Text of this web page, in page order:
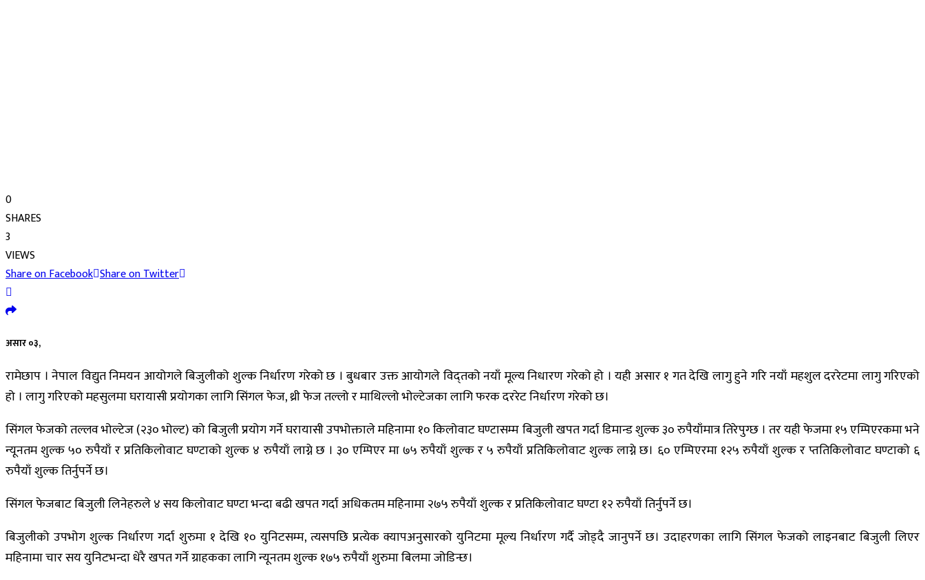
0
SHARES
3
VIEWS
Share on Facebook Share on Twitter
असार ०३,
रामेछाप । नेपाल विद्युत निमयन आयोगले बिजुलीको शुल्क निर्धारण गरेको छ । बुधबार उक्त आयोगले विद्तको नयाँ मूल्य निधारण गरेको हो । यही असार १ गत देखि लागु हुने गरि नयाँ महशुल दररेटमा लागु गरिएको
हो । लागु गरिएको महसुलमा घरायासी प्रयोगका लागि सिंगल फेज, थ्री फेज तल्लो र माथिल्लो भोल्टेजका लागि फरक दररेट निर्धारण गरेको छ।
सिंगल फेजको तल्लव भोल्टेज (२३० भोल्ट) को बिजुली प्रयोग गर्ने घरायासी उपभोक्ताले महिनामा १० किलोवाट घण्टासम्म बिजुली खपत गर्दा डिमान्ड शुल्क ३० रुपैयाँमात्र तिरेपुग्छ । तर यही फेजमा १५ एम्पिएरकमा भने
न्यूनतम शुल्क ५० रुपैयाँ र प्रतिकिलोवाट घण्टाको शुल्क ४ रुपैयाँ लाग्ने छ । ३० एम्पिएर मा ७५ रुपैयाँ शुल्क र ५ रुपैयाँ प्रतिकिलोवाट शुल्क लाग्ने छ। ६० एम्पिएरमा १२५ रुपैयाँ शुल्क र प्ततिकिलोवाट घण्टाको ६
रुपैयाँ शुल्क तिर्नुपर्ने छ।
सिंगल फेजबाट बिजुली लिनेहरुले ४ सय किलोवाट घण्टा भन्दा बढी खपत गर्दा अधिकतम महिनामा २७५ रुपैयाँ शुल्क र प्रतिकिलोवाट घण्टा १२ रुपैयाँ तिर्नुपर्ने छ।
बिजुलीको उपभोग शुल्क निर्धारण गर्दा शुरुमा १ देखि १० युनिटसम्म, त्यसपछि प्रत्येक क्यापअनुसारको युनिटमा मूल्य निर्धारण गर्दै जोड्दै जानुपर्ने छ। उदाहरणका लागि सिंगल फेजको लाइनबाट बिजुली लिएर
महिनामा चार सय युनिटभन्दा धेरै खपत गर्ने ग्राहकका लागि न्यूनतम शुल्क १७५ रुपैयाँ शुरुमा बिलमा जोडिन्छ।